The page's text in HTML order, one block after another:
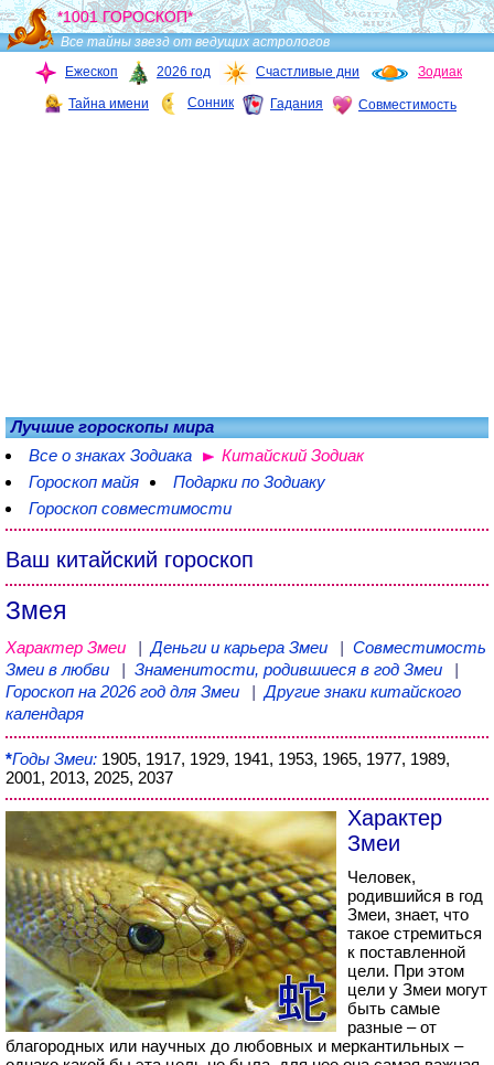
*1001 ГОРОСКОП*
Все тайны звезд от ведущих астрологов
Ежескоп
2026 год Счастливые дни Зодиак
Тайна имени Сонник Гадания Совместимость
Лучшие гороскопы мира
Все о знаках Зодиака
Китайский Зодиак
Гороскоп майя
Подарки по Зодиаку
Гороскоп совместимости
Ваш китайский гороскоп
Змея
Характер Змеи |Деньги и карьера Змеи | Совместимость
Змеи в любви
| Знаменитости, родившиеся в год Змеи
|
Гороскоп на 2026 год для Змеи
|Другие знаки китайского
календаря
*Годы Змеи: 1905, 1917, 1929, 1941, 1953, 1965, 1977, 1989,
2001, 2013, 2025, 2037
Характер
Змеи
Человек,
родившийся в год
Змеи, знает, что
такое стремиться
к поставленной
цели. При этом
цели у Змеи могут
быть самые
разные – от
благородных или научных до любовных и меркантильных –